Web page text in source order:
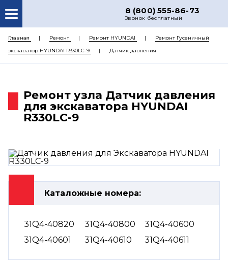
8 (800) 555-86-73
Звонок бесплатный
О НАС
КАТАЛОГ ЗАПЧАСТЕЙ
ДОСТАВКА
ЦЕНЫ
Главная Ремонт Ремонт HYUNDAI
Ремонт Гусеничный
экскаватор HYUNDAI R330LC-9
Датчик давления
Ремонт узла Датчик давления
для экскаватора HYUNDAI
R330LC-9
Каталожные номера:
31Q4-40820 31Q4-40800
31Q4-40600
31Q4-40601
31Q4-40610 31Q4-40611